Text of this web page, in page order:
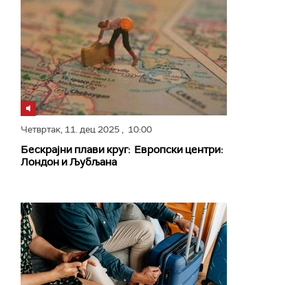
Четвртак, 11. дец 2025, 10:00
Бескрајни плави круг: Европски центри:
Лондон и Љубљана